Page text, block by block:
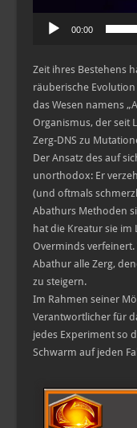
00:00
Zeit ihres Bestehens
räuberische
das Wesen namens
Organismus, der seit
Zerg-DNS zu
Der Ansatz des auf
unorthodox: Er
(und oftmals
Abathurs Methoden
hat die Kreatur sie im
Overminds
Abathur alle Zerg,
zu steigern.
Im Rahmen seiner
Verantwortlicher für
jedes Experiment so
Schwarm auf jeden